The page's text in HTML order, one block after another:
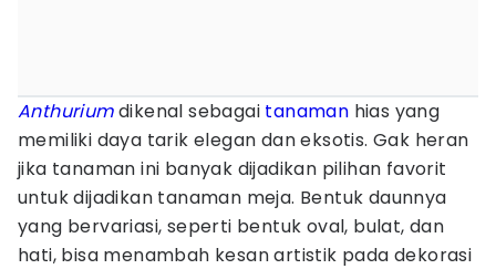
Anthuriumdikenal sebagai tanaman hias yang
memiliki daya tarik elegan dan eksotis. Gak heran
jika tanaman ini banyak dijadikan pilihan favorit
untuk dijadikan tanaman meja. Bentuk daunnya
yang bervariasi, seperti bentuk oval, bulat, dan
hati, bisa menambah kesan artistik pada dekorasi